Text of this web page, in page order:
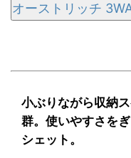
オーストリッチ
小ぶりながら収納
群。使いやすさを
シェット。